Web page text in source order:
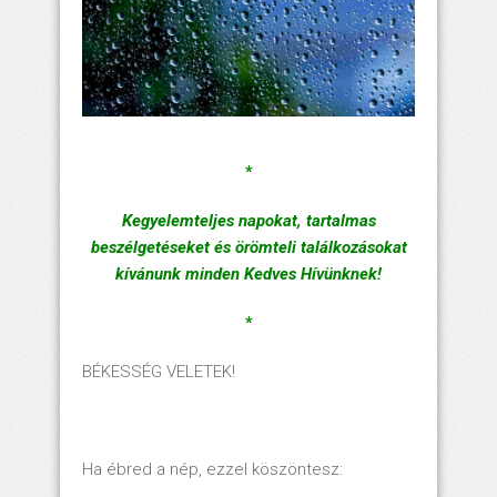
*
Kegyelemteljes napokat, tartalmas
beszélgetéseket és örömteli találkozásokat
kívánunk minden Kedves Hívünknek!
*
BÉKESSÉG VELETEK!
Ha ébred a nép, ezzel köszöntesz: